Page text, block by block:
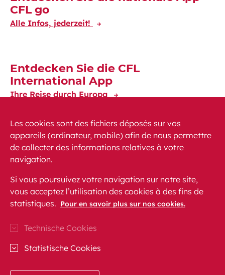
CFL go
Alle Infos, jederzeit!
Entdecken Sie die CFL
International App
Ihre Reise durch Europa
Kontakt
Sitemap
Gesetzliche Voraussetzungen
Datenschutz
CFL auf Instagram (Öffnet ein neues Fenster)
Blog CFL (Öffnet ein neues Fenster)
CFL auf Facebook (Öffnet ein neues
Les cookies sont des fichiers déposés sur vos
appareils (ordinateur, mobile) afin de nous permettre
de collecter des informations relatives à votre
navigation.
Si vous poursuivez votre navigation sur notre site,
vous acceptez l’utilisation des cookies à des fins de
statistiques. Pour en savoir plus sur nos cookies.
Technische Cookies
Statistische Cookies